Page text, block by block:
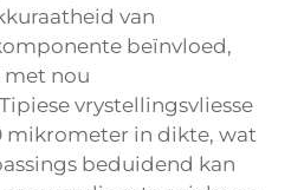
van
beïnvloed,
met nou
vrystellingsvliesse
mikrometer in dikte, wat
beduidend kan